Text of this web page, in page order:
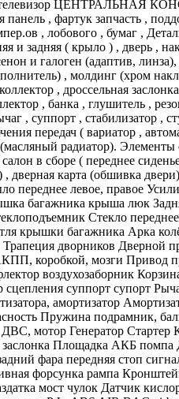
ЦЕНТРАЛЬНАЯ
панель , фартук запчасть ,
, лобового , бумаг ,
и задняя ( крыло ) , дверь ,
и галоген (адаптив,
, молдинг (хром
, дроссельная
, банка , глушитель ,
, суппорт , стабилизатор ,
передач ( вариатор ,
радиатор). Элементы
в сборе ( переднее
, дверная карта (обшивка
переднее левое, правое
багажника крыша люк
Стекло
крышки багажника Арка
дворников Дверной
коробкой, мозги Привод
воздухозаборник
суппорт супорт
амортизатор
Пружина подрамник,
мотор Генератор Стартер
Площадка АКБ
фара передняя стоп
форсунка рампа
мост чулок Датчик